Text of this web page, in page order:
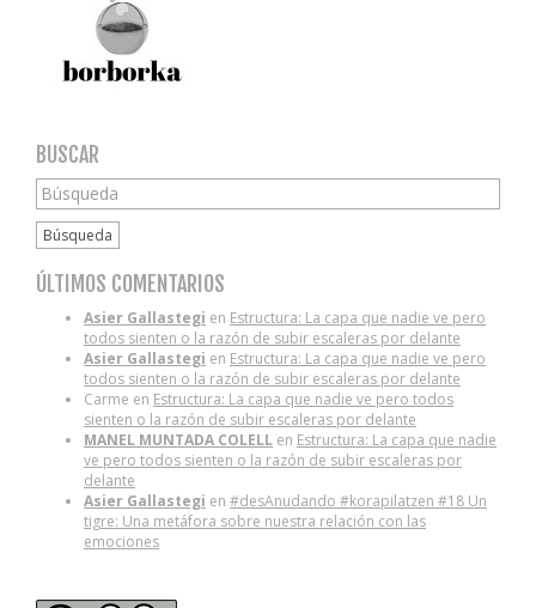
BUSCAR
Búsqueda
ÚLTIMOS COMENTARIOS
Asier Gallastegi en Estructura: La capa que nadie ve pero
todos sienten o la razón de subir escaleras por delante
Asier Gallastegi en Estructura: La capa que nadie ve pero
todos sienten o la razón de subir escaleras por delante
Carme en Estructura: La capa que nadie ve pero todos
sienten o la razón de subir escaleras por delante
MANEL MUNTADA COLELL en Estructura: La capa que nadie
ve pero todos sienten o la razón de subir escaleras por
delante
Asier Gallastegi en #desAnudando #korapilatzen #18 Un
tigre: Una metáfora sobre nuestra relación con las
emociones